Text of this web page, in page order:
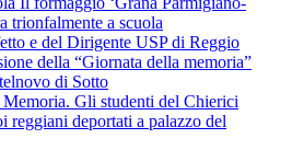
trionfalmente a scuola
e del Dirigente USP di Reggio
della “Giornata della memoria”
di Sotto
Gli studenti del Chierici
reggiani deportati a palazzo del